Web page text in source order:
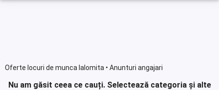
Oferte locuri de munca Ialomita • Anunturi angajari
Nu am găsit ceea ce cauți. Selectează categoria și alte